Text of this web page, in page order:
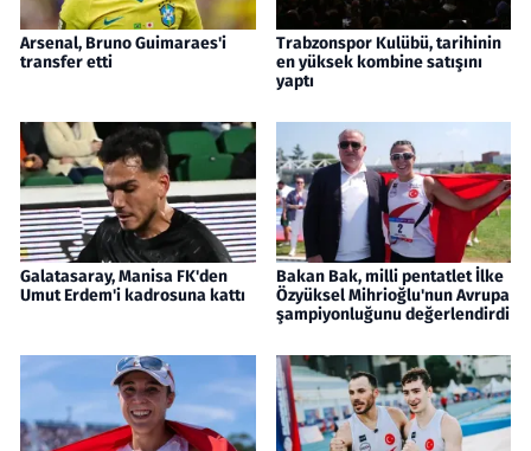
Arsenal, Bruno Guimaraes'i
transfer etti
Trabzonspor Kulübü, tarihinin
en yüksek kombine satışını
yaptı
Galatasaray, Manisa FK'den
Umut Erdem'i kadrosuna kattı
Bakan Bak, milli pentatlet İlke
Özyüksel Mihrioğlu'nun Avrupa
şampiyonluğunu değerlendirdi